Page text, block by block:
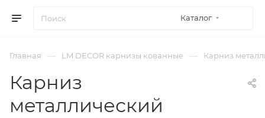
Каталог
Главная — LM DECOR карнизы кованные — Карниз
Карниз
металлический